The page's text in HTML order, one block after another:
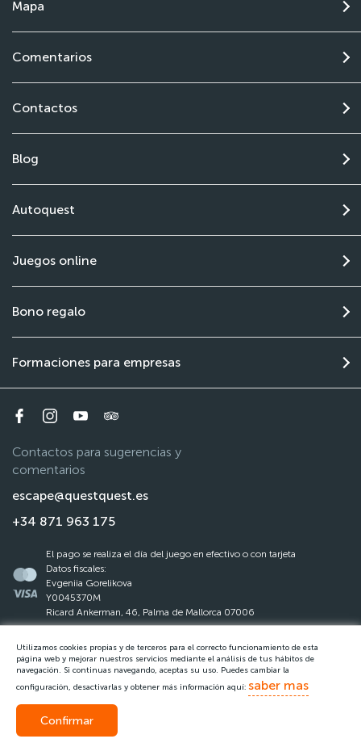
Mapa
Comentarios
Contactos
Blog
Autoquest
Juegos online
Bono regalo
Formaciones para empresas
Contactos para sugerencias y
comentarios
escape@questquest.es
+34 871 963 175
La ley de protección de datos
Reglas del Questquest
El pago se realiza el día del juego en efectivo o con tarjeta
Datos fiscales:
Evgeniia Gorelikova
Y0045370M
Ricard Ankerman, 46, Palma de Mallorca 07006
Utilizamos cookies propias y de terceros para el correcto funcionamiento de esta
página web y mejorar nuestros servicios mediante el análisis de tus hábitos de
navegación. Si continuas navegando, aceptas su uso. Puedes cambiar la
configuración, desactivarlas y obtener más información aquí: saber mas
Confirmar